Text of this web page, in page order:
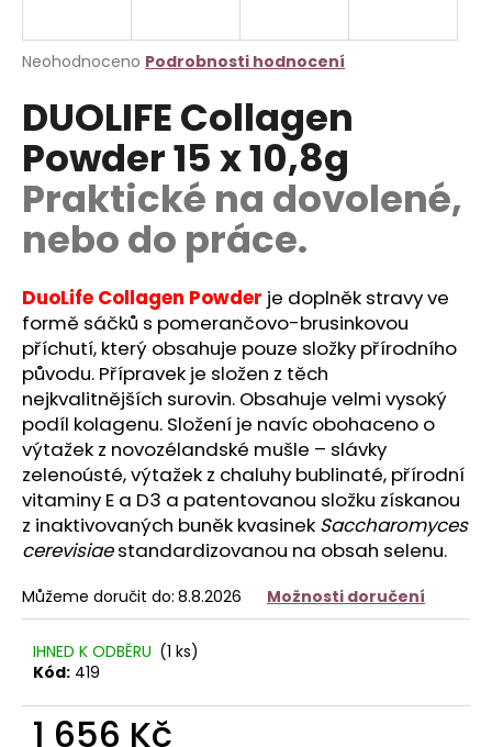
Průměrné
produktu
je
0,0
5
hvězdiček.
Neohodnoceno Podrobnosti hodnocení
DUOLIFE Collagen
Powder 15 x 10,8g
Praktické na dovolené,
nebo do práce.
DuoLife Collagen Powder je doplněk stravy ve
formě sáčků s pomerančovo-brusinkovou
příchutí, který obsahuje pouze složky přírodního
původu. Přípravek je složen z těch
nejkvalitnějších surovin. Obsahuje velmi vysoký
podíl kolagenu. Složení je navíc obohaceno o
výtažek z novozélandské mušle – slávky
zelenoústé, výtažek z chaluhy bublinaté, přírodní
vitaminy E a D3 a patentovanou složku získanou
z inaktivovaných buněk kvasinek Saccharomyces
cerevisiaestandardizovanou na obsah selenu.
Můžeme doručit do: 8.8.2026 Možnosti doručení
IHNED K ODBĚRU (1 ks)
Kód: 419
1 656 Kč
j
t
?
HLEDAT
D
o
p
o
r
u
č
u
j
e
m
e
DUOLIFE
COLLAGEN
946